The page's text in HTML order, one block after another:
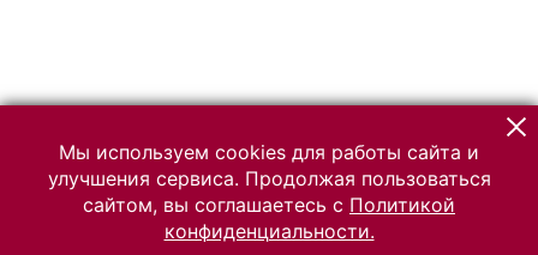
Мы используем cookies для работы сайта и
улучшения сервиса. Продолжая пользоваться
сайтом, вы соглашаетесь с Политикой
конфиденциальности.